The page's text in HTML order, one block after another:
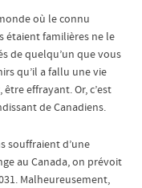
où le connu
étaient familières ne le
de quelqu’un que vous
qu’il a fallu une vie
effrayant. Or, c’est
de Canadiens.
souffraient d’une
au Canada, on prévoit
Malheureusement,